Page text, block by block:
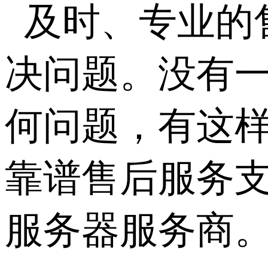
及时、专业
决问题。没有
何问题，有这
靠谱售后服务
服务器服务商